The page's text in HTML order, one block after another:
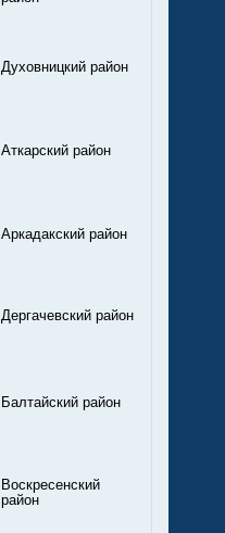
Духовницкий район
Аткарский район
Аркадакский район
Дергачевский район
Балтайский район
Воскресенский
район